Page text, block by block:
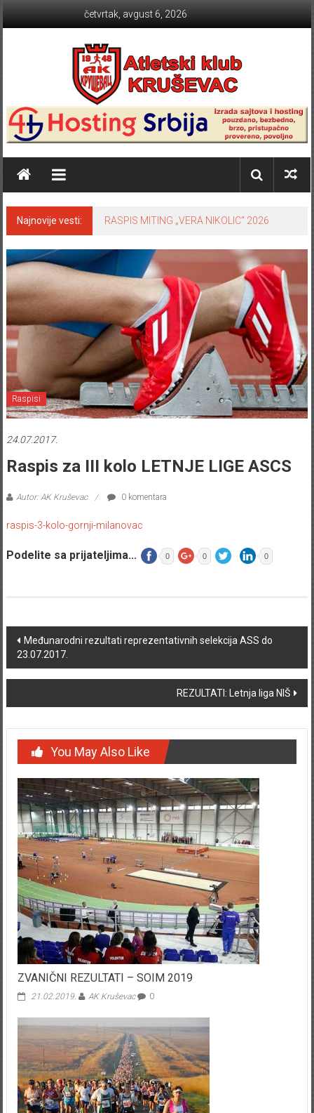
četvrtak, avgust 6, 2026
Atletski klub KRUŠEVAC
Najnovije vesti: RASPIS MITING „VERA NIKOLIC“ 2026
Raspisi
24.07.2017.
Raspis za III kolo LETNJE LIGE ASCS
Autor: AK Kruševac 0 komentara
raspis-3-kolo-gornji-milanovac
Podelite sa prijateljima... 0 0 0
Post navigation
Međunarodni rezultati reprezentativnih selekcija ASS do
23.07.2017.
REZULTATI: Letnja liga NIŠ
You May Also Like
ZVANIČNI REZULTATI – SOIM 2019
21.02.2019. AK Kruševac 0